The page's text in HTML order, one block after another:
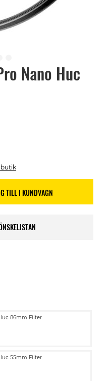
Nano Huc
butik
TILL I KUNDVAGN
86mm Filter
55mm Filter